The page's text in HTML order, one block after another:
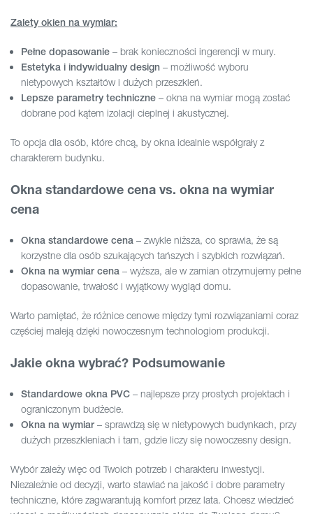
Zalety okien na wymiar:
Pełne dopasowanie – brak konieczności ingerencji w mury.
Estetyka i indywidualny design – możliwość wyboru
nietypowych kształtów i dużych przeszkleń.
Lepsze parametry techniczne – okna na wymiar mogą zostać
dobrane pod kątem izolacji cieplnej i akustycznej.
To opcja dla osób, które chcą, by okna idealnie współgrały z
charakterem budynku.
Okna standardowe cena vs. okna na wymiar
cena
Okna standardowe cena – zwykle niższa, co sprawia, że są
korzystne dla osób szukających tańszych i szybkich rozwiązań.
Okna na wymiar cena – wyższa, ale w zamian otrzymujemy pełne
dopasowanie, trwałość i wyjątkowy wygląd domu.
Warto pamiętać, że różnice cenowe między tymi rozwiązaniami coraz
częściej maleją dzięki nowoczesnym technologiom produkcji.
Jakie okna wybrać? Podsumowanie
Standardowe okna PVC – najlepsze przy prostych projektach i
ograniczonym budżecie.
Okna na wymiar – sprawdzą się w nietypowych budynkach, przy
dużych przeszkleniach i tam, gdzie liczy się nowoczesny design.
Wybór zależy więc od Twoich potrzeb i charakteru inwestycji.
Niezależnie od decyzji, warto stawiać na jakość i dobre parametry
techniczne, które zagwarantują komfort przez lata. Chcesz wiedzieć